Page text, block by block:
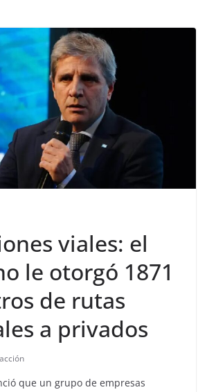
viales: el
le otorgó 1871
de rutas
a privados
que un grupo de empresas